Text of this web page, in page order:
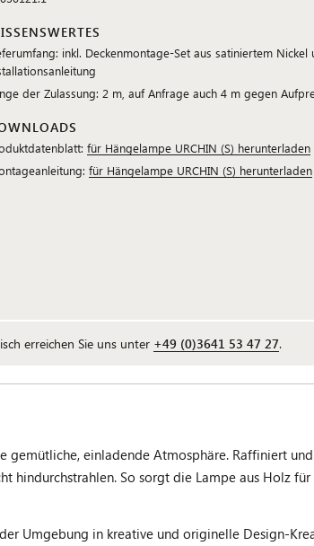
inkl. Deckenmontage-Set aus satiniertem Nickel
der Zulassung: 2 m, auf Anfrage auch 4 m gegen
für Hängelampe URCHIN (S) herunterladen
für Hängelampe URCHIN (S) herunterladen
erreichen Sie uns unter +49 (0)3641 53 47 27.
gemütliche, einladende Atmosphäre. Raffiniert
hindurchstrahlen. So sorgt die Lampe aus Holz
Umgebung in kreative und originelle Design-